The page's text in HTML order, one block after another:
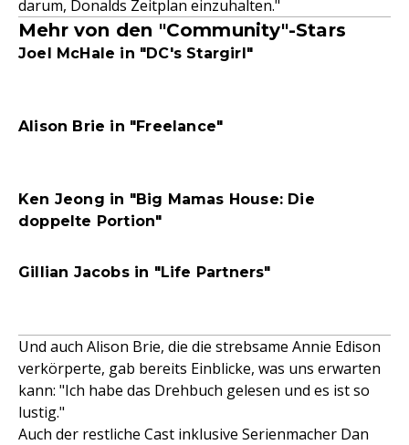
darum, Donalds Zeitplan einzuhalten."
Mehr von den "Community"-Stars
Joel McHale in "DC's Stargirl"
Alison Brie in "Freelance"
Ken Jeong in "Big Mamas House: Die
doppelte Portion"
Gillian Jacobs in "Life Partners"
Und auch Alison Brie, die die strebsame Annie Edison
verkörperte, gab bereits Einblicke, was uns erwarten
kann: "Ich habe das Drehbuch gelesen und es ist so
lustig."
Auch der restliche Cast inklusive Serienmacher Dan